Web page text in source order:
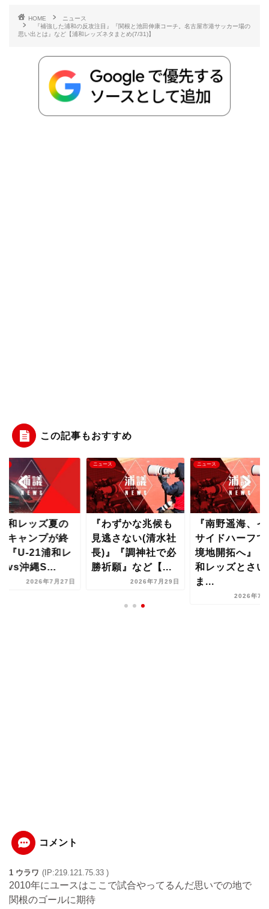
b
o
t
r
n n
t n
HOME
ニュース
『補強した浦和の反攻注目』『関根と池田伸康コーチ。名古屋市港サッカー場の
思い出とは』など【浦和レッズネタまとめ(7/31)】
この記事もおすすめ
和レッズ夏の
キャンプが終
『U-21浦和レ
vs沖縄S...
2026年7月27日
ニュース
『わずかな兆候も
見逃さない(清水社
長)』『調神社で必
勝祈願』など【...
2026年7月29日
ニュース
『南野遥海、イ
サイドハーフで
境地開拓へ』『
和レッズとさい
ま...
2026年7
コメント
1 ウラワ (IP:219.121.75.33 )
2010年にユースはここで試合やってるんだ思いでの地で
関根のゴールに期待